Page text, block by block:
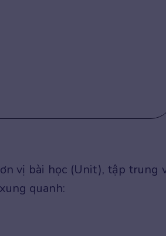
vị bài học (Unit), tập trung
quanh: